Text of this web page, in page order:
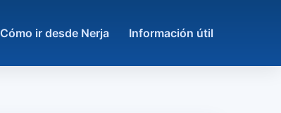
Cómo ir desde Nerja Información útil